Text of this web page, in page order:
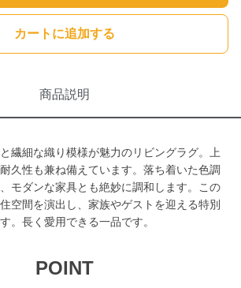
カートに追加する
商品説明
繊細な織り模様が魅力のリビングラグ。上
久性も兼ね備えています。落ち着いた色調
モダンな家具とも絶妙に調和します。この
空間を演出し、家族やゲストを迎える特別
。長く愛用できる一品です。
POINT